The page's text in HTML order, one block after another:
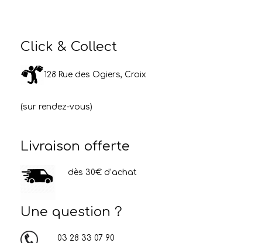
Click & Collect
128 Rue des Ogiers, Croix
(sur rendez-vous)
Livraison offerte
dès 30€ d’achat
Une question ?
03 28 33 07 90